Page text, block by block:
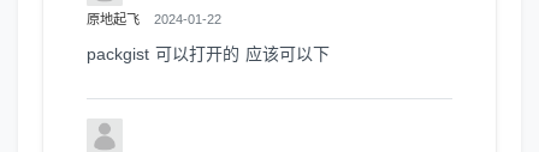
原地起飞 2024-01-22
packgist 可以打开的 应该可以下